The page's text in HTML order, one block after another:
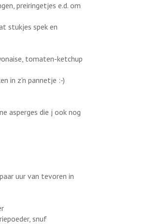
preiringetjes e.d. om
stukjes spek en
tomaten-ketchup
in z'n pannetje :-)
asperges die j ook nog
uur van tevoren in
snuf